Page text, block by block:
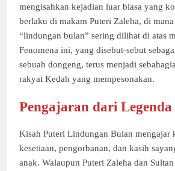
mengisahkan kejadian luar biasa yang
berlaku di makam Puteri Zaleha, di
“lindungan bulan” sering dilihat di atas
Fenomena ini, yang disebut-sebut
sebuah dongeng, terus menjadi
rakyat Kedah yang mempesonakan.
Pengajaran dari Legenda
Kisah Puteri Lindungan Bulan mengajar
kesetiaan, pengorbanan, dan kasih
anak. Walaupun Puteri Zaleha dan